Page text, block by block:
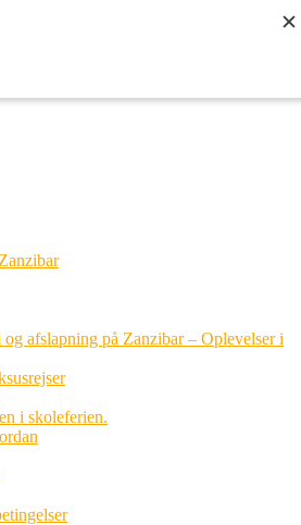
og afslapning på Zanzibar – Oplevelser i
i skoleferien.